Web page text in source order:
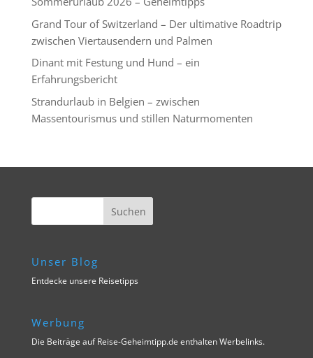
Grand Tour of Switzerland – Der ultimative Roadtrip
zwischen Viertausendern und Palmen
Dinant mit Festung und Hund – ein
Erfahrungsbericht
Strandurlaub in Belgien – zwischen
Massentourismus und stillen Naturmomenten
Unser Blog
Entdecke unsere Reisetipps
Werbung
Die Beiträge auf Reise-Geheimtipp.de enthalten Werbelinks.